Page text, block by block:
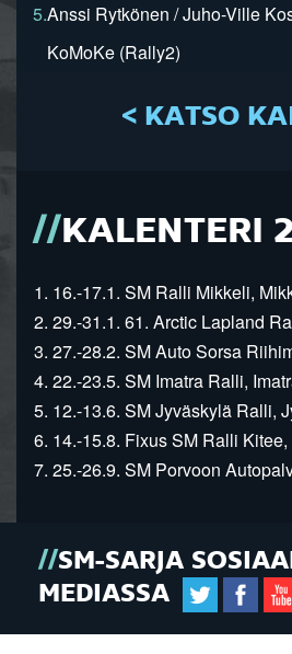
5.Anssi Rytkönen / Juho-Ville
KoMoKe (Rally2)
< KATSO
KALENTERI
1. 16.-17.1. SM Ralli Mikkeli,
2. 29.-31.1. 61. Arctic Lapland
3. 27.-28.2. SM Auto Sorsa
4. 22.-23.5. SM Imatra Ralli,
5. 12.-13.6. SM Jyväskylä Ralli,
6. 14.-15.8. Fixus SM Ralli
7. 25.-26.9. SM Porvoon
SM-SARJA
MEDIASSA